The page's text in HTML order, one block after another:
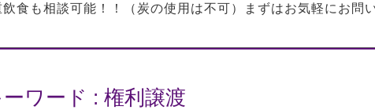
食も相談可能！！（炭の使用は不可）まずはお気軽にお問
ワード : 権利譲渡